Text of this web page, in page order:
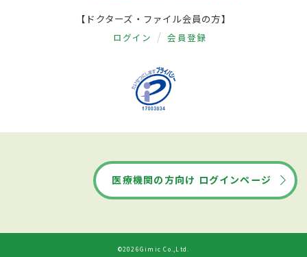
【ドクターズ・ファイル会員の方】
ログイン 会員登録
医療機関の方向け ログインページ
©2026Gimic Co.,Ltd.